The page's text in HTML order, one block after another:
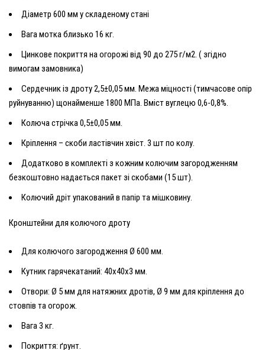
Діаметр 600 мм у складеному стані
Вага мотка близько 16 кг.
Цинкове покриття на огорожі від 90 до 275 г/м2. ( згідно
вимогам замовника)
Сердечник із дроту 2,5±0,05 мм. Межа міцності (тимчасове опір
руйнуванню) щонайменше 1800 МПа. Вміст вуглецю 0,6-0,8%.
Колюча стрічка 0,5±0,05 мм.
Кріплення – скоби ластівчин хвіст. 3 шт по колу.
Додатково в комплекті з кожним колючим загородженням
безкоштовно надається пакет зі скобами (15 шт).
Колючий дріт упакований в папір та мішковину.
Кронштейни для колючого дроту
Для колючого загородження Ø 600 мм.
Кутник гарячекатаний: 40х40х3 мм.
Отвори: Ø 5 мм для натяжних дротів, Ø 9 мм для кріплення до
стовпів та огорож.
Вага 3 кг.
Покриття: ґрунт.